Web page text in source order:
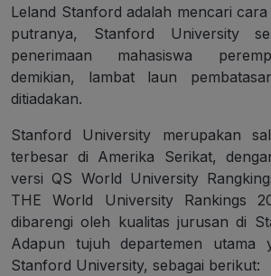
Leland Stanford adalah mencari cara
putranya, Stanford University
penerimaan mahasiswa
demikian, lambat laun
ditiadakan.
Stanford University merupakan
terbesar di Amerika Serikat,
versi QS World University
THE World University Rankings
dibarengi oleh kualitas jurusan di
Adapun tujuh departemen utama
Stanford University, sebagai berikut: